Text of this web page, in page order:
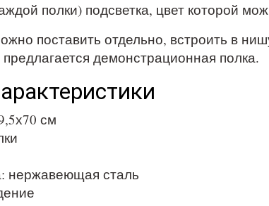
полки) подсветка, цвет которой
поставить отдельно, встроить в
демонстрационная полка.
см
нержавеющая сталь